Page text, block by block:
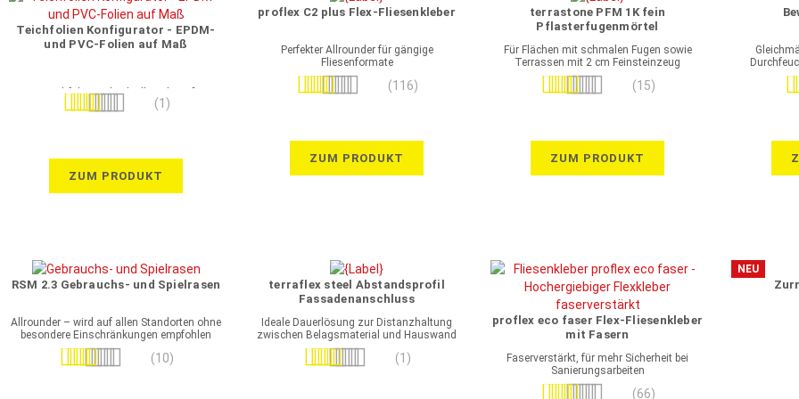
Teichfolien Konfigurator - EPDM-
und PVC-Folien auf Maß
• Teichfolien individuell nach Maß
• Abmessungen, sofern bekannt, können
und Tiefe des Teichs
• fertig verklebt/verschweißt
Bewertung: (1)
ZUM PRODUKT
proflex C2 plus Flex-Fliesenkleber
Perfekter Allrounder für gängige
Fliesenformate
Bewertung:
(116)
ZUM PRODUKT
terrastone PFM 1K fein
Pflasterfugenmörtel
Für Flächen mit schmalen Fugen sowie
Terrassen mit 2 cm Feinsteinzeug
Bewertung:
(15)
ZUM PRODUKT
RSM 2.3 Gebrauchs- und Spielrasen
Allrounder – wird auf allen Standorten ohne
besondere Einschränkungen empfohlen
Bewertung:
(10)
terraflex steel Abstandsprofil
Fassadenanschluss
Ideale Dauerlösung zur Distanzhaltung
zwischen Belagsmaterial und Hauswand
Bewertung:
(1)
proflex eco faser Flex-Fliesenkleber
mit Fasern
Faserverstärkt, für mehr Sicherheit bei
Sanierungsarbeiten
Bewertung:
(66)
NEU